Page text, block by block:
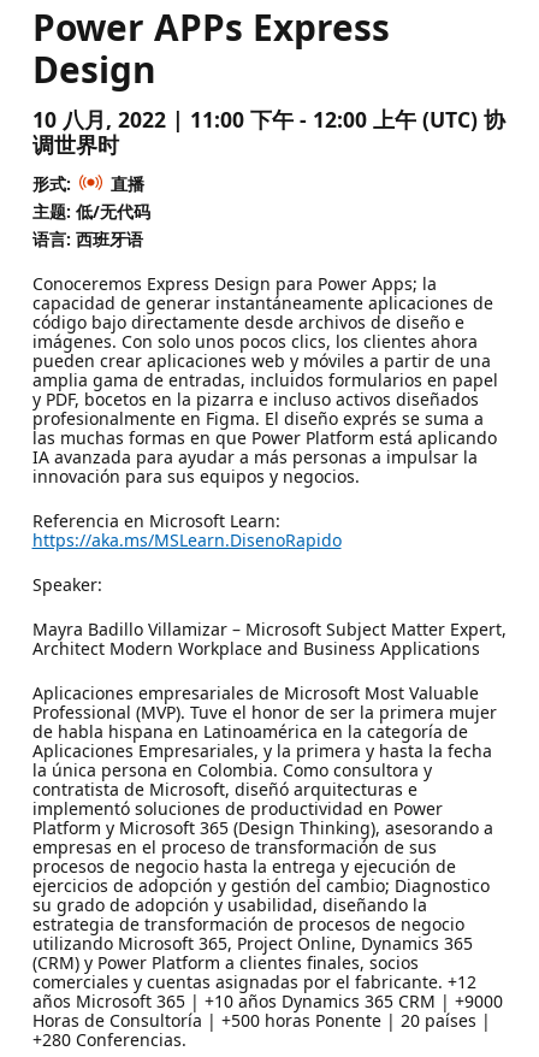
Power APPs Express
Design
10 八月, 2022 | 11:00 下午 - 12:00 上午 (UTC) 协
调世界时
形式:
直播
主题: 低/无代码
语言: 西班牙语
Conoceremos Express Design para Power Apps; la
capacidad de generar instantáneamente aplicaciones de
código bajo directamente desde archivos de diseño e
imágenes. Con solo unos pocos clics, los clientes ahora
pueden crear aplicaciones web y móviles a partir de una
amplia gama de entradas, incluidos formularios en papel
y PDF, bocetos en la pizarra e incluso activos diseñados
profesionalmente en Figma. El diseño exprés se suma a
las muchas formas en que Power Platform está aplicando
IA avanzada para ayudar a más personas a impulsar la
innovación para sus equipos y negocios.
Referencia en Microsoft Learn:
https://aka.ms/MSLearn.DisenoRapido
Speaker:
Mayra Badillo Villamizar – Microsoft Subject Matter Expert,
Architect Modern Workplace and Business Applications
Aplicaciones empresariales de Microsoft Most Valuable
Professional (MVP). Tuve el honor de ser la primera mujer
de habla hispana en Latinoamérica en la categoría de
Aplicaciones Empresariales, y la primera y hasta la fecha
la única persona en Colombia. Como consultora y
contratista de Microsoft, diseñó arquitecturas e
implementó soluciones de productividad en Power
Platform y Microsoft 365 (Design Thinking), asesorando a
empresas en el proceso de transformación de sus
procesos de negocio hasta la entrega y ejecución de
ejercicios de adopción y gestión del cambio; Diagnostico
su grado de adopción y usabilidad, diseñando la
estrategia de transformación de procesos de negocio
utilizando Microsoft 365, Project Online, Dynamics 365
(CRM) y Power Platform a clientes finales, socios
comerciales y cuentas asignadas por el fabricante. +12
años Microsoft 365 | +10 años Dynamics 365 CRM | +9000
Horas de Consultoría | +500 horas Ponente | 20 países |
+280 Conferencias.